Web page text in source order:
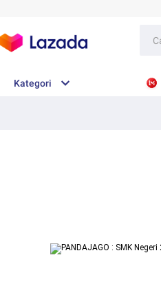
Kategori